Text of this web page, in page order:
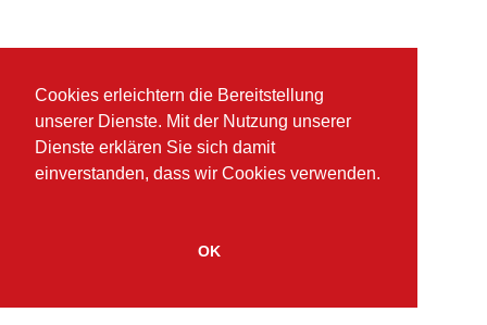
Cookies erleichtern die Bereitstellung
unserer Dienste. Mit der Nutzung unserer
Dienste erklären Sie sich damit
einverstanden, dass wir Cookies verwenden.
OK